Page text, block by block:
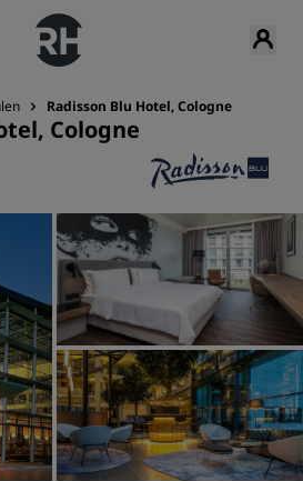
Radisson Blu Hotel, Cologne
Cologne